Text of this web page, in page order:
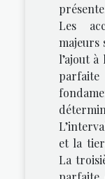
Les
majeurs
l’ajout
et la
La